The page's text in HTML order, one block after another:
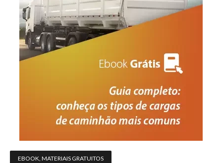
EBOOK, MATERIAIS GRATUITOS